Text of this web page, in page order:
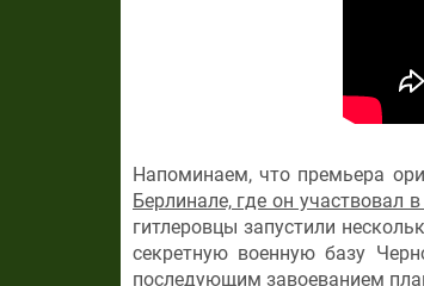
Напоминаем, что премьера
Берлинале, где он участвовал
гитлеровцы запустили
секретную военную базу
последующим завоеванием